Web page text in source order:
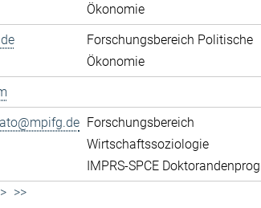
Ökonomie
Forschungsbereich Politische
Ökonomie
Forschungsbereich
Wirtschaftssoziologie
IMPRS-SPCE
> >>